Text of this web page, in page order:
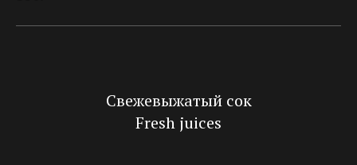
Свежевыжатый сок
Fresh juices